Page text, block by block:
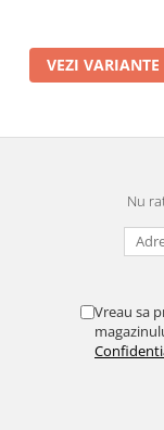
VEZI VARIANTE
Nu
Vreau sa